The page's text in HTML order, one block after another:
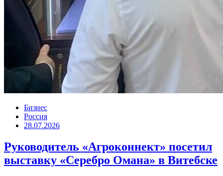
Бизнес
Россия
28.07.2026
Руководитель «Агроконнект» посетил
выставку «Серебро Омана» в Витебске